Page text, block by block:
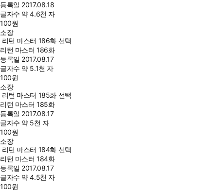
등록일 2017.08.18
글자수 약 4.6천 자
100원
소장
리턴 마스터 186화 선택
리턴 마스터 186화
등록일 2017.08.17
글자수 약 5.1천 자
100원
소장
리턴 마스터 185화 선택
리턴 마스터 185화
등록일 2017.08.17
글자수 약 5천 자
100원
소장
리턴 마스터 184화 선택
리턴 마스터 184화
등록일 2017.08.17
글자수 약 4.5천 자
100원